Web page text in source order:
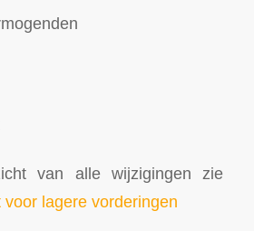
van alle wijzigingen zie
lagere vorderingen